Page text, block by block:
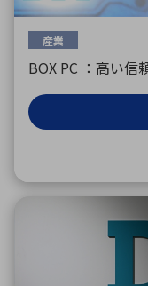
産業
BOX PC ：高い信